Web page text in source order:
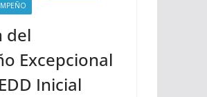
del
Excepcional
Inicial